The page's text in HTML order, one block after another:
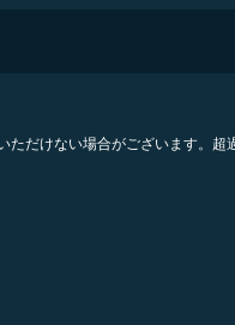
だけない場合がございます。